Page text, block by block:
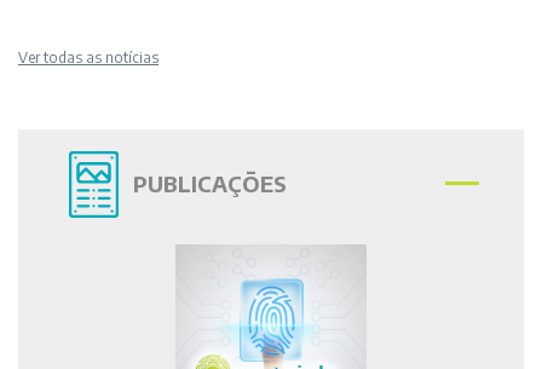
Ver todas as notícias
PUBLICAÇÕES